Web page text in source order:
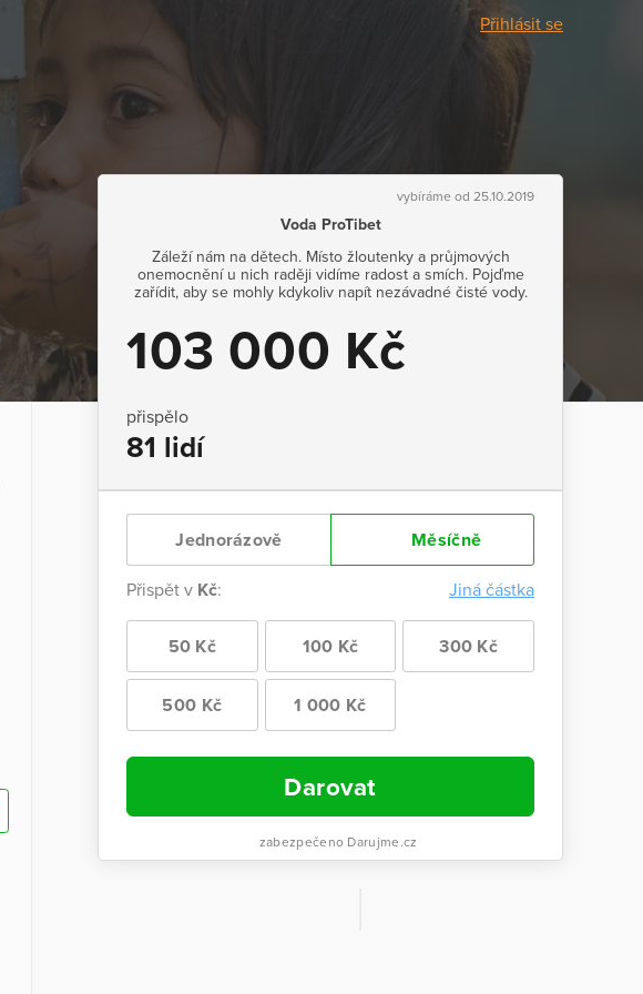
Přihlásit se
vybíráme od 25.10.2019
Voda ProTibet
Záleží nám na dětech. Místo žloutenky a průjmových
onemocnění u nich raději vidíme radost a smích. Pojďme
zařídit, aby se mohly kdykoliv napít nezávadné čisté vody.
103 000 Kč
přispělo
81 lidí
Jednorázově Měsíčně
Přispět v Kč: Jiná částka
50 Kč 100 Kč 300 Kč
500 Kč 1 000 Kč
Darovat
zabezpečeno Darujme.cz